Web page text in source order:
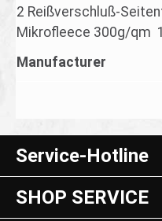
2 Reißverschluß-
Mikrofleece 300g/qm
Manufacturer
Service-Hotline
SHOP SERVICE